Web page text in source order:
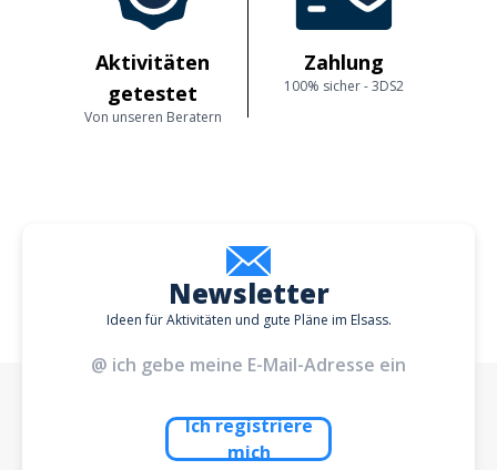
Aktivitäten
getestet
Von unseren Beratern
Zahlung
100% sicher - 3DS2
Newsletter
Ideen für Aktivitäten und gute Pläne im Elsass.
Ich registriere
mich